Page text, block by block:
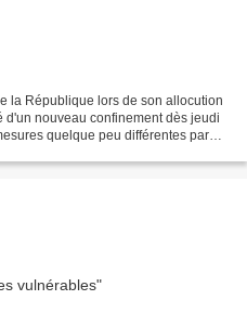
la République lors de son allocution
nouveau confinement dès jeudi
quelque peu différentes par